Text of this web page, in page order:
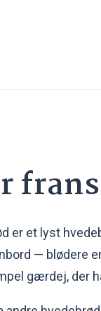
er et lyst
— blødere
gærdej, der